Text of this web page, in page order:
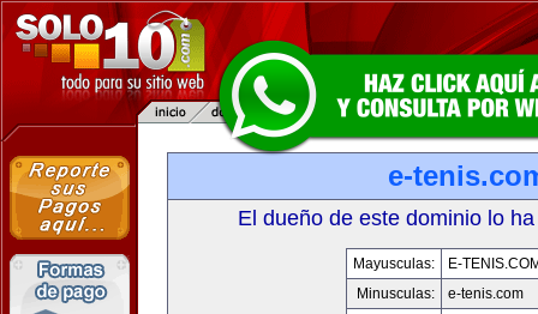
e-
El dueño de este dominio lo
Mayusculas:
E-
Minusculas:
e-tenis.com